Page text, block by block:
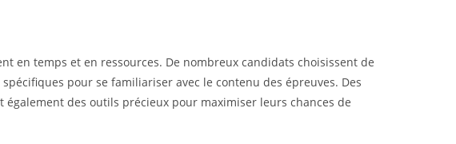
en temps et en ressources. De nombreux candidats choisissent de
pour se familiariser avec le contenu des épreuves. Des
des outils précieux pour maximiser leurs chances de